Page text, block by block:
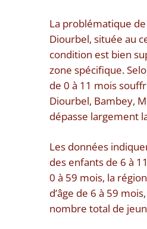
La problématique
Diourbel, située au
condition est bien
zone spécifique.
de 0 à 11 mois
Diourbel, Bambey,
dépasse largement
Les données
des enfants de 6 à
0 à 59 mois, la
d’âge de 6 à 59
nombre total de